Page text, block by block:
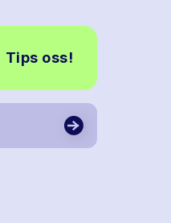
Tips oss!